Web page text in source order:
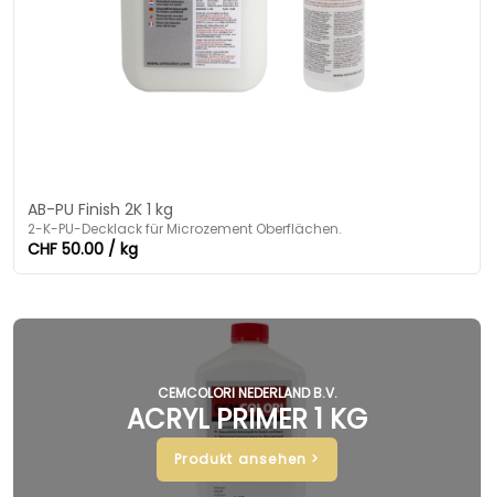
AB-PU Finish 2K 1 kg
2-K-PU-Decklack für Microzement Oberflächen.
CHF 50.00 / kg
CEMCOLORI NEDERLAND B.V.
ACRYL PRIMER 1 KG
Produkt ansehen >